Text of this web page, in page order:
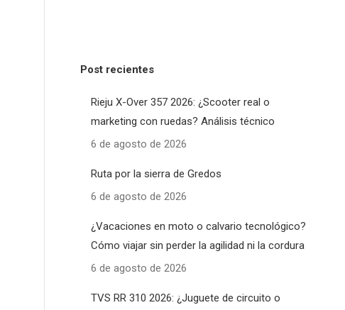
Post recientes
Rieju X-Over 357 2026: ¿Scooter real o
marketing con ruedas? Análisis técnico
6 de agosto de 2026
Ruta por la sierra de Gredos
6 de agosto de 2026
¿Vacaciones en moto o calvario tecnológico?
Cómo viajar sin perder la agilidad ni la cordura
6 de agosto de 2026
TVS RR 310 2026: ¿Juguete de circuito o